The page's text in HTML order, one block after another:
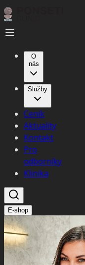
O
nás
Služby
Ceník
Aktuality
Kontakt
Pro
odborníky
Klinika
E-shop